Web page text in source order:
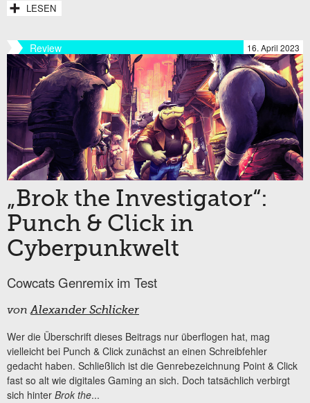
LESEN
Review 16. April 2023
„Brok the Investigator“:
Punch & Click in
Cyberpunkwelt
Cowcats Genremix im Test
vonAlexander Schlicker
Wer die Überschrift dieses Beitrags nur überflogen hat, mag
vielleicht bei Punch & Click zunächst an einen Schreibfehler
gedacht haben. Schließlich ist die Genrebezeichnung Point & Click
fast so alt wie digitales Gaming an sich. Doch tatsächlich verbirgt
sich hinter Brok the...